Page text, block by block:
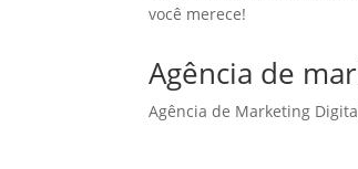
você merece!
Agência de
Agência de Marketing